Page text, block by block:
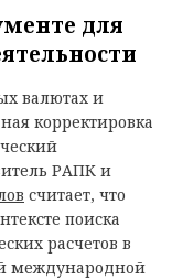
для
валютах и
корректировка
РАПК и
считает, что
поиска
расчетов в
международной